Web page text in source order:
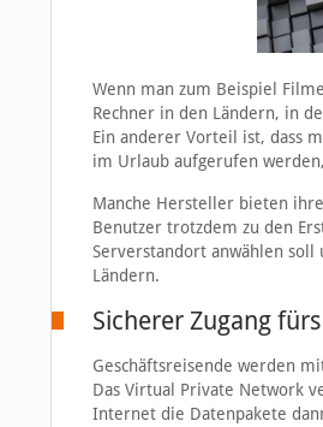
Wenn man zum Beispiel
Rechner in den Ländern, in
Ein anderer Vorteil ist, dass
im Urlaub aufgerufen
Manche Hersteller bieten
Benutzer trotzdem zu den
Serverstandort anwählen
Ländern.
Sicherer Zugang
Geschäftsreisende werden
Das Virtual Private Network
Internet die Datenpakete